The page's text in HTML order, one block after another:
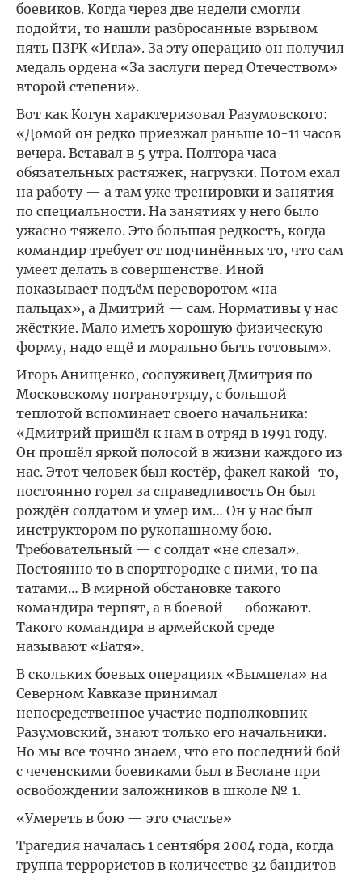
боевиков. Когда через две недели смогли
подойти, то нашли разбросанные взрывом
пять ПЗРК «Игла». За эту операцию он получил
медаль ордена «За заслуги перед Отечеством»
второй степени».
Вот как Когун характеризовал Разумовского:
«Домой он редко приезжал раньше 10-11 часов
вечера. Вставал в 5 утра. Полтора часа
обязательных растяжек, нагрузки. Потом ехал
на работу — а там уже тренировки и занятия
по специальности. На занятиях у него было
ужасно тяжело. Это большая редкость, когда
командир требует от подчинённых то, что сам
умеет делать в совершенстве. Иной
показывает подъём переворотом «на
пальцах», а Дмитрий — сам. Нормативы у нас
жёсткие. Мало иметь хорошую физическую
форму, надо ещё и морально быть готовым».
Игорь Анищенко, сослуживец Дмитрия по
Московскому погранотряду, с большой
теплотой вспоминает своего начальника:
«Дмитрий пришёл к нам в отряд в 1991 году.
Он прошёл яркой полосой в жизни каждого из
нас. Этот человек был костёр, факел какой-то,
постоянно горел за справедливость Он был
рождён солдатом и умер им… Он у нас был
инструктором по рукопашному бою.
Требовательный — с солдат «не слезал».
Постоянно то в спортгородке с ними, то на
татами… В мирной обстановке такого
командира терпят, а в боевой — обожают.
Такого командира в армейской среде
называют «Батя».
В скольких боевых операциях «Вымпела» на
Северном Кавказе принимал
непосредственное участие подполковник
Разумовский, знают только его начальники.
Но мы все точно знаем, что его последний бой
с чеченскими боевиками был в Беслане при
освобождении заложников в школе № 1.
«Умереть в бою — это счастье»
Трагедия началась 1 сентября 2004 года, когда
группа террористов в количестве 32 бандитов